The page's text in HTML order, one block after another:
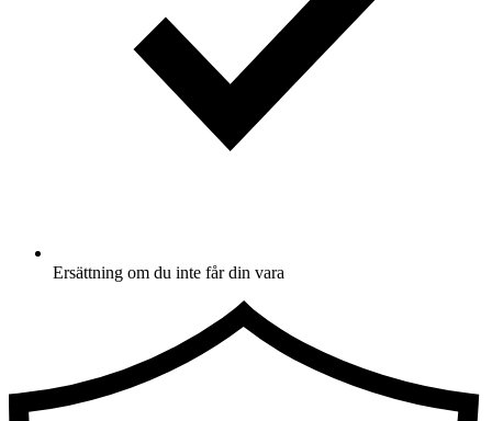
Ersättning om du inte får din vara